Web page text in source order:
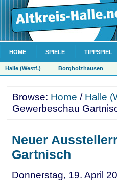
HOME SPIELE TIPPSPIEL
Halle (Westf.) Borgholzhausen
Browse: Home / Halle
Gewerbeschau
Neuer
Gartnisch
Donnerstag, 19. April